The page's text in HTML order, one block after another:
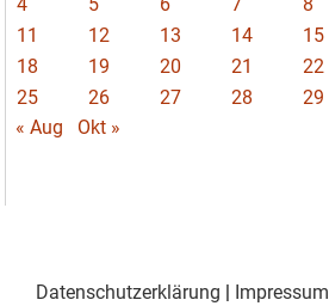
11
12 13 14 15
18
19 20 21 22
25
26 27 28 29
« Aug
Okt »
Datenschutzerklärung | Impressum